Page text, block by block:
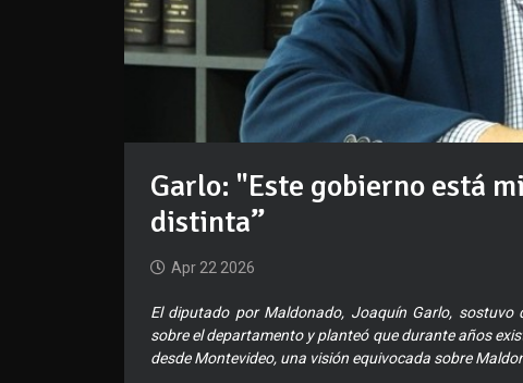
Garlo: "Este gobierno está
distinta”
Apr 22 2026
El diputado por Maldonado, Joaquín Garlo, sostuvo
sobre el departamento y planteó que durante años
desde Montevideo, una visión equivocada sobre